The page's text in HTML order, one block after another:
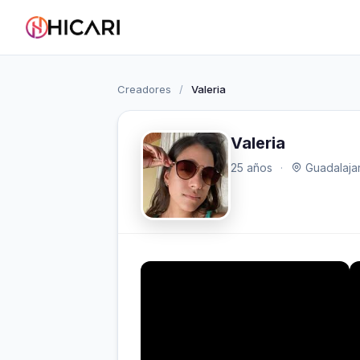
Creadores / Valeria
Valeria
25 años ·